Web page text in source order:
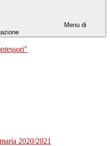
Menu di
2020/2021